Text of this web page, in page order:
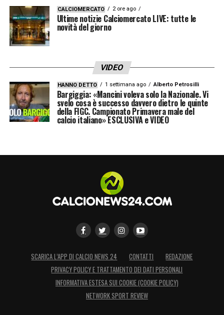
CALCIOMERCATO 2 ore ago
Ultime notizie Calciomercato LIVE: tutte le
novità del giorno
VIDEO
HANNO DETTO 1 settimana ago Alberto Petrosilli
Bargiggia: «Mancini voleva solo la Nazionale. Vi
svelo cosa è successo davvero dietro le quinte
della FIGC. Campionato Primavera male del
calcio italiano» ESCLUSIVA e VIDEO
SCARICA L’APP DI CALCIO NEWS 24 CONTATTI
REDAZIONE
PRIVACY POLICY E TRATTAMENTO DEI DATI PERSONALI
INFORMATIVA ESTESA SUI COOKIE (COOKIE POLICY)
NETWORK SPORT REVIEW